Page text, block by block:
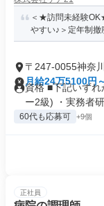
＜★訪問未経験
やすい♪＞定年制撤
〒247-0055神奈
月給24万5100円
資格 ■下記いず
ー2級) ・実務者研
60代も応募可 +9個
正社員